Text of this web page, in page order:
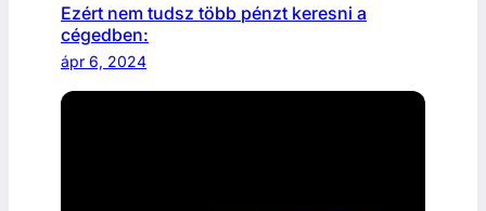
Ezért nem tudsz több pénzt keresni a
cégedben:
ápr 6, 2024